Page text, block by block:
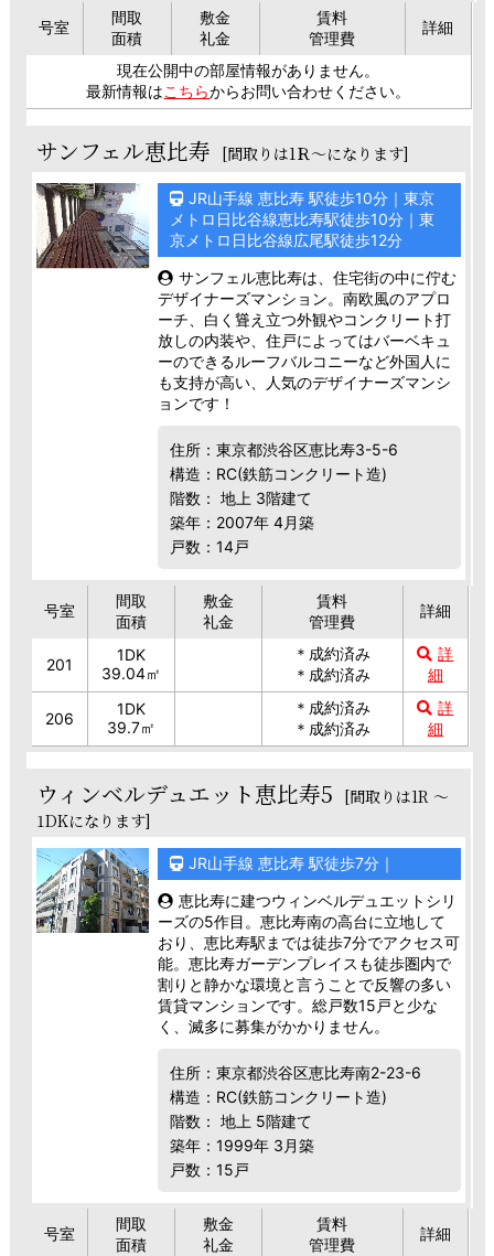
号室
間取
面積
敷金
礼金
賃料
管理費
詳細
現在公開中の部屋情報がありません。
最新情報はこちらからお問い合わせください。
サンフェル恵比寿 [間取りは1Ｒ～になります]
JR山手線 恵比寿 駅徒歩10分｜東京
メトロ日比谷線恵比寿駅徒歩10分｜東
京メトロ日比谷線広尾駅徒歩12分
サンフェル恵比寿は、住宅街の中に佇む
デザイナーズマンション。南欧風のアプロ
ーチ、白く聳え立つ外観やコンクリート打
放しの内装や、住戸によってはバーベキュ
ーのできるルーフバルコニーなど外国人に
も支持が高い、人気のデザイナーズマンシ
ョンです！
住所：東京都渋谷区恵比寿3-5-6
構造：RC(鉄筋コンクリート造)
階数： 地上 3階建て
築年：2007年 4月築
戸数：14戸
号室
間取
面積
敷金
礼金
賃料
管理費
詳細
201
1DK
39.04㎡
＊成約済み
＊成約済み
詳
細
206
1DK
39.7㎡
＊成約済み
＊成約済み
詳
細
ウィンベルデュエット恵比寿5 [間取りは1R ～
1DKになります]
JR山手線 恵比寿 駅徒歩7分｜
恵比寿に建つウィンベルデュエットシリ
ーズの5作目。恵比寿南の高台に立地して
おり、恵比寿駅までは徒歩7分でアクセス可
能。恵比寿ガーデンプレイスも徒歩圏内で
割りと静かな環境と言うことで反響の多い
賃貸マンションです。総戸数15戸と少な
く、滅多に募集がかかりません。
住所：東京都渋谷区恵比寿南2-23-6
構造：RC(鉄筋コンクリート造)
階数： 地上 5階建て
築年：1999年 3月築
戸数：15戸
号室
間取
面積
敷金
礼金
賃料
管理費
詳細